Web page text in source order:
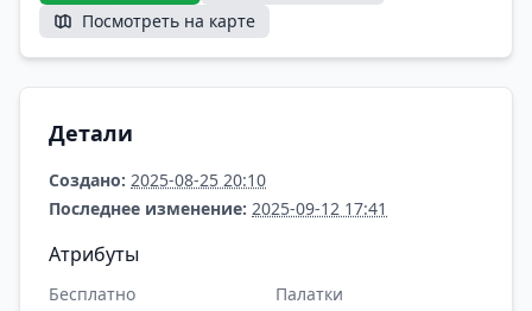
Посмотреть на карте
Детали
Создано: 2025-08-25 20:10
Последнее изменение: 2025-09-12 17:41
Атрибуты
Бесплатно
Палатки